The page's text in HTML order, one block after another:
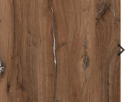
Add to
wishlist